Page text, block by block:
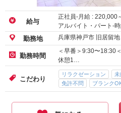
給与
正社員-月給 : 220,000
アルバイト・パート-
勤務地 兵庫県神戸市 旧居留
勤務時間
＜早番＞9:30〜18:30
休憩1…
こだわり
リラクゼーション 未
免許不問
ブランク